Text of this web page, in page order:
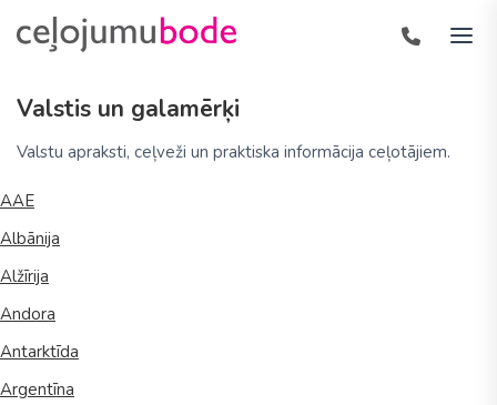
Valstis un galamērķi
Valstu apraksti, ceļveži un praktiska informācija ceļotājiem.
AAE
Albānija
Alžīrija
Andora
Antarktīda
Argentīna